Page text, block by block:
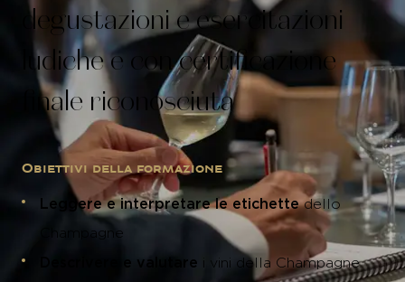
degustazioni e esercitazioni
ludiche e con certificazione
finale riconosciuta
Obiettivi della formazione
Leggere e interpretare le etichettedello
Champagne
Descrivere e valutare i vini della Champagne